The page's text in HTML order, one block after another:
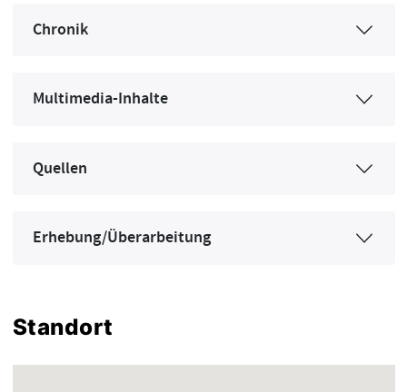
Chronik
Multimedia-Inhalte
Quellen
Erhebung/Überarbeitung
Standort